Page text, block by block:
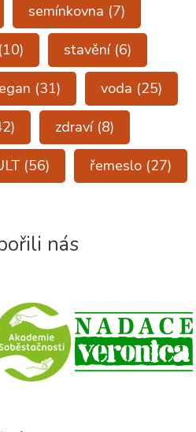
semínkovna (7)
(10) stavění(6)
(31) voda (25)
zdraví(8)
(56) řemeslo(27)
nás